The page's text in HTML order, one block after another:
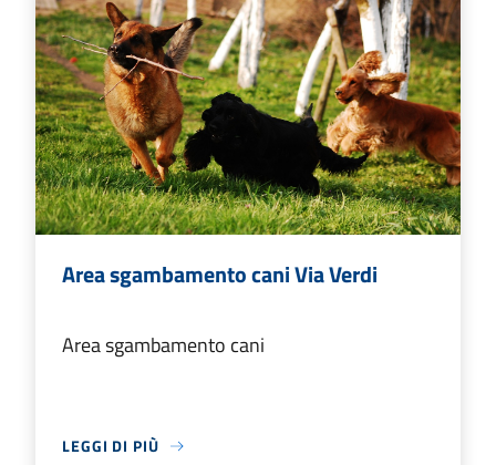
Area sgambamento cani Via Verdi
Area sgambamento cani
LEGGI DI PIÙ